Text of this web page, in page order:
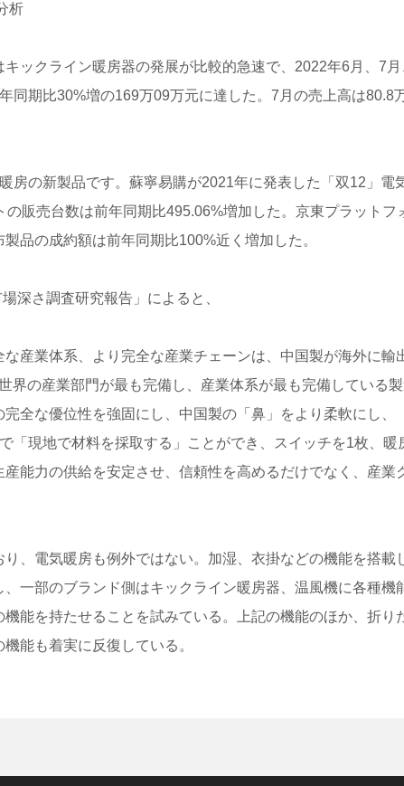
析
ックライン暖房器の発展が比較的急速で、2022年6月、7
同期比30%増の169万09万元に達した。7月の売上高は80.8
房の新製品です。蘇寧易購が2021年に発表した「双12」電
販売台数は前年同期比495.06%増加した。京東プラットフ
品の成約額は前年同期比100%近く増加した。
深さ調査研究報告」によると、
産業体系、より完全な産業チェーンは、中国製が海外に
界の産業部門が最も完備し、産業体系が最も完備している
全な優位性を強固にし、中国製の「鼻」をより柔軟にし、
「現地で材料を採取する」ことができ、スイッチを1枚、
能力の供給を安定させ、信頼性を高めるだけでなく、産業
、電気暖房も例外ではない。加湿、衣掛などの機能を搭載
一部のブランド側はキックライン暖房器、温風機に各種機
能を持たせることを試みている。上記の機能のほか、折り
能も着実に反復している。